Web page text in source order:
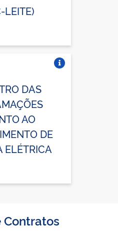
LEITE)
DAS
AO
DE
ELÉTRICA
Contratos